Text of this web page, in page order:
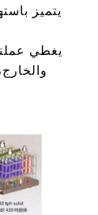
يتميز
يغطي